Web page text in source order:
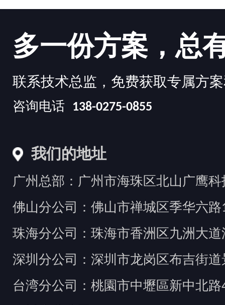
多一份方案，总
联系技术总监，免费获取专属方
咨询电话 138-0275-0855
我们的地址
广州总部：广州市海珠区北山广鹰科
佛山分公司：佛山市禅城区季华六路
珠海分公司：珠海市香洲区九洲大道
深圳分公司：深圳市龙岗区布吉街
台湾分公司：桃園市中壢區新中北路